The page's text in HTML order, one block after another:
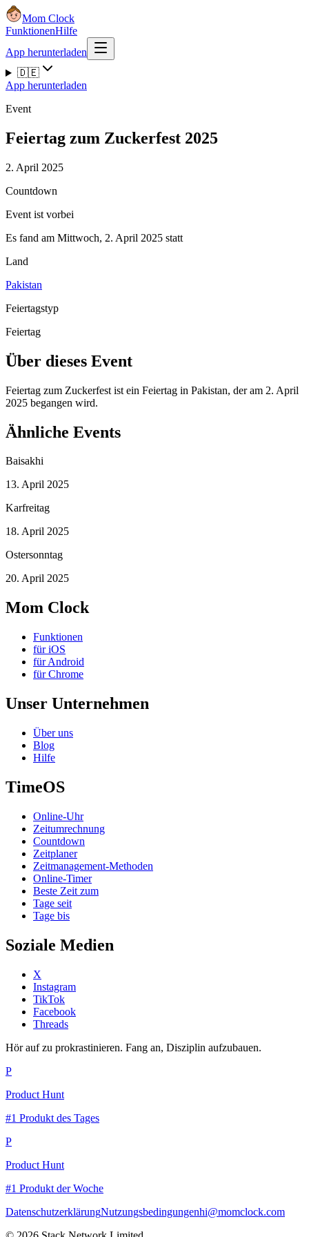
Mom Clock
FunktionenHilfe
App herunterladen
🇩🇪
App herunterladen
Event
Feiertag zum Zuckerfest 2025
2. April 2025
Countdown
Event ist vorbei
Es fand am Mittwoch, 2. April 2025 statt
Land
Pakistan
Feiertagstyp
Feiertag
Über dieses Event
Feiertag zum Zuckerfest ist ein Feiertag in Pakistan, der am 2. April
2025 begangen wird.
Ähnliche Events
Baisakhi
13. April 2025
Karfreitag
18. April 2025
Ostersonntag
20. April 2025
Mom Clock
Funktionen
für iOS
für Android
für Chrome
Unser Unternehmen
Über uns
Blog
Hilfe
TimeOS
Online-Uhr
Zeitumrechnung
Countdown
Zeitplaner
Zeitmanagement-Methoden
Online-Timer
Beste Zeit zum
Tage seit
Tage bis
Soziale Medien
X
Instagram
TikTok
Facebook
Threads
Hör auf zu prokrastinieren. Fang an, Disziplin aufzubauen.
P
Product Hunt
#1 Produkt des Tages
P
Product Hunt
#1 Produkt der Woche
DatenschutzerklärungNutzungsbedingungenhi@momclock.com